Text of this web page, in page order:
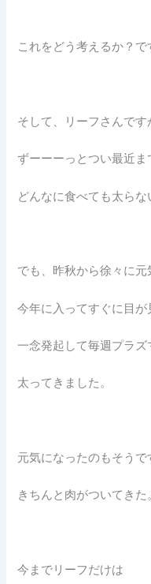
これをどう考えるか？で
そして、リーフさんです
ずーーーっとつい最近ま
どんなに食べても太らな
でも、昨秋から徐々に元
今年に入ってすぐに目が
一念発起して毎週プラズ
太ってきました。
元気になったのもそうで
きちんと肉がついてきた
今までリーフだけは